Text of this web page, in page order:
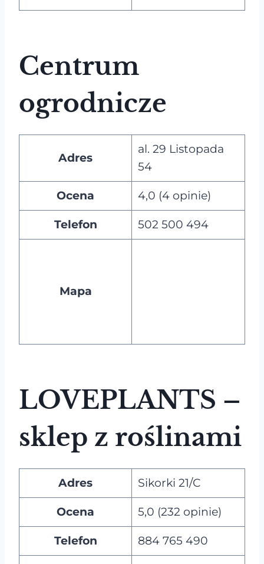
Centrum
ogrodnicze
Adres
al. 29 Listopada
54
Ocena 4,0 (4 opinie)
Telefon 502 500 494
Mapa
LOVEPLANTS –
sklep z roślinami
Adres Sikorki 21/C
Ocena 5,0 (232 opinie)
Telefon 884 765 490